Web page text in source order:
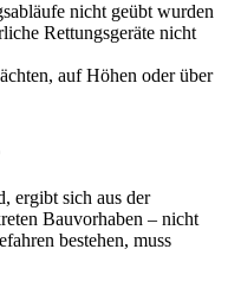
nicht geübt wurden
Rettungsgeräte nicht
auf Höhen oder über
ergibt sich aus der
Bauvorhaben – nicht
bestehen, muss